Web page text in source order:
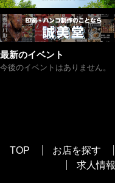
最新のイベント
今後のイベントはありません。
TOP お店を探す
求人情報